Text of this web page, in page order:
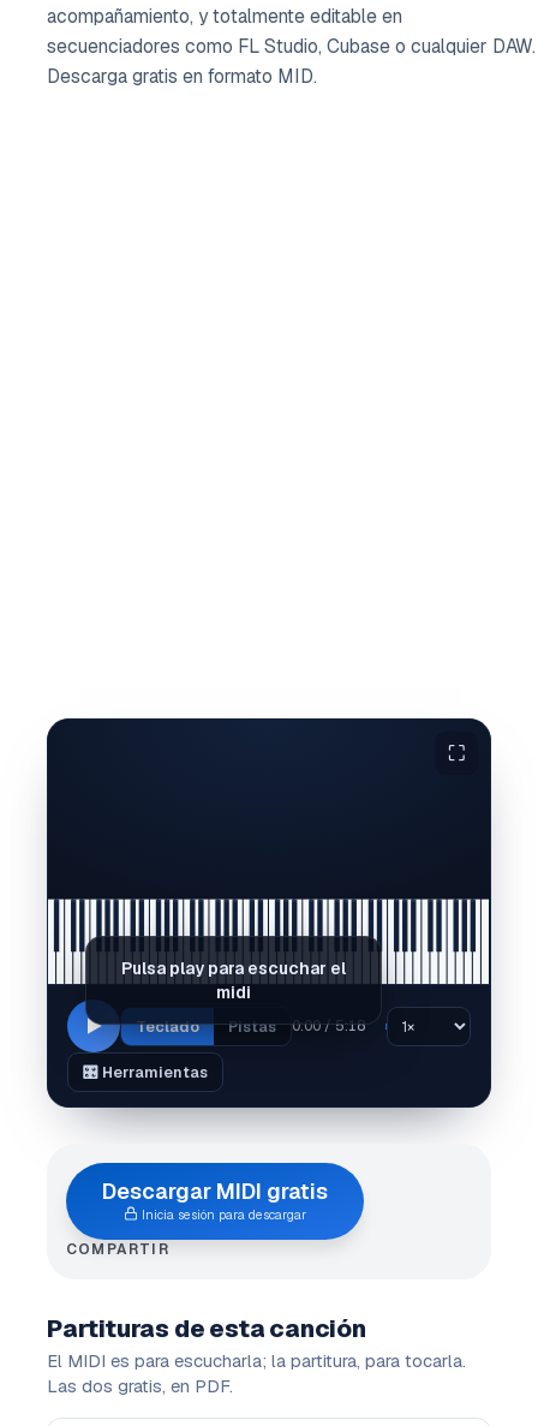
acompañamiento, y totalmente editable en
secuenciadores como FL Studio, Cubase o cualquier DAW.
Descarga gratis en formato MID.
⛶
Pulsa play para escuchar el
midi
Teclado Pistas 0:00 / 5:18
🎛️ Herramientas
Descargar MIDI gratis
Inicia sesión para descargar
COMPARTIR
Partituras de esta canción
El MIDI es para escucharla; la partitura, para tocarla.
Las dos gratis, en PDF.